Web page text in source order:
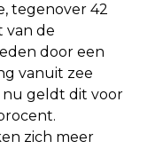
tegenover 42
van de
door een
vanuit zee
geldt dit voor
zich meer